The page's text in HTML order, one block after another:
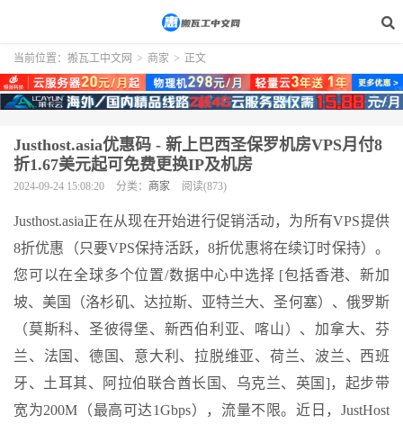
当前位置： 搬瓦工中文网 > 商家 > 正文
Justhost.asia优惠码 - 新上巴西圣保罗机房VPS月付8
折1.67美元起可免费更换IP及机房
2024-09-24 15:08:20 分类： 商家 阅读(873)
Justhost.asia正在从现在开始进行促销活动，为所有VPS提供
8折优惠（只要VPS保持活跃，8折优惠将在续订时保持）。
您可以在全球多个位置/数据中心中选择 [包括香港、新加
坡、美国（洛杉矶、达拉斯、亚特兰大、圣何塞）、俄罗斯
（莫斯科、圣彼得堡、新西伯利亚、喀山）、加拿大、芬
兰、法国、德国、意大利、拉脱维亚、荷兰、波兰、西班
牙、土耳其、阿拉伯联合酋长国、乌克兰、英国]，起步带
宽为200M（最高可达1Gbps），流量不限。近日，JustHost